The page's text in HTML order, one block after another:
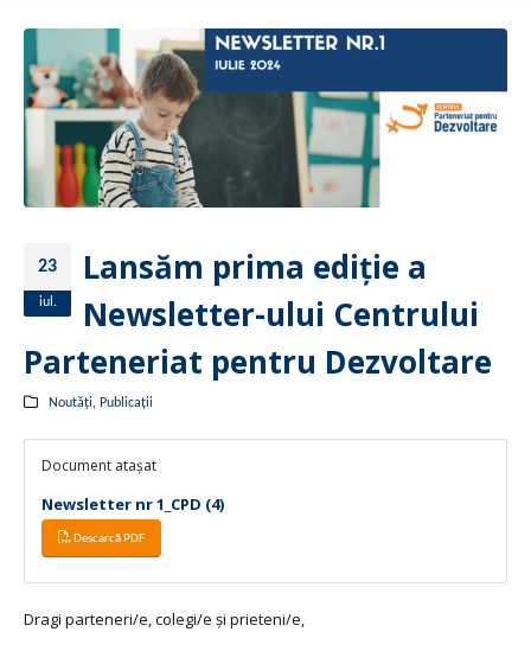
23
iul.
Lansăm prima ediție a
Newsletter-ului Centrului
Parteneriat pentru Dezvoltare
Noutăți, Publicații
Document atașat
Newsletter nr 1_CPD (4)
Descarcă PDF
Dragi parteneri/e, colegi/e și prieteni/e,